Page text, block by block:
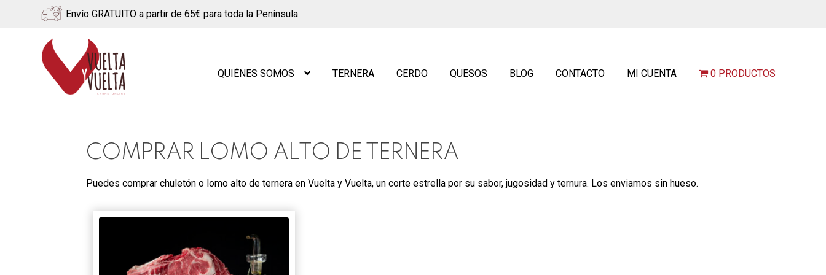
Envío GRATUITO a partir de 65€ para toda la Península
Ir
a
navegación
Ir
al
contenido
QUIÉNES SOMOS TERNERA CERDO QUESOS BLOG CONTACTO MI CUENTA 0 PRODUCTOS
COMPRAR LOMO ALTO DE TERNERA
Puedes comprar chuletón o lomo alto de ternera en Vuelta y Vuelta, un corte estrella por su sabor, jugosidad y ternura. Los enviamos sin hueso.